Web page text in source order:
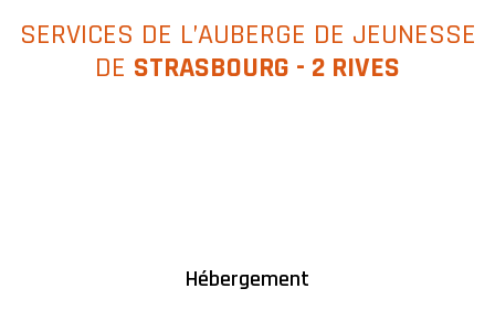
SERVICES DE L’AUBERGE DE JEUNESSE
DE STRASBOURG - 2 RIVES
Hébergement